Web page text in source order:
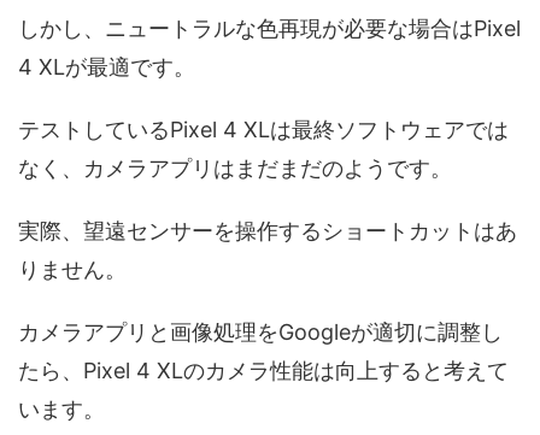
しかし、ニュートラルな色再現が必要な場合はPixel
4 XLが最適です。
テストしているPixel 4 XLは最終ソフトウェアでは
なく、カメラアプリはまだまだのようです。
実際、望遠センサーを操作するショートカットはあ
りません。
カメラアプリと画像処理をGoogleが適切に調整し
たら、Pixel 4 XLのカメラ性能は向上すると考えて
います。